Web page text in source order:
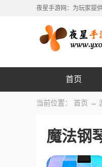
夜星手游网：为玩家提
首页
当前位置： 首页 →
魔法钢